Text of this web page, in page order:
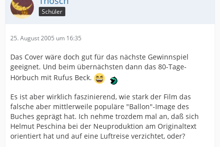
Schüler
25. August 2005 um 16:35
Das Cover wäre doch gut für das nächste Gewinnspiel
geeignet. Und beim übernächsten dann das 80-Tage-
Hörbuch mit Rufus Beck.
Es ist aber wirklich faszinierend, wie stark der Film das
falsche aber mittlerweile populäre "Ballon"-Image des
Buches geprägt hat. Ich nehme trozdem mal an, daß sich
Helmut Peschina bei der Neuproduktion am Originaltext
orientiert hat und auf eine Luftreise verzichtet, oder?